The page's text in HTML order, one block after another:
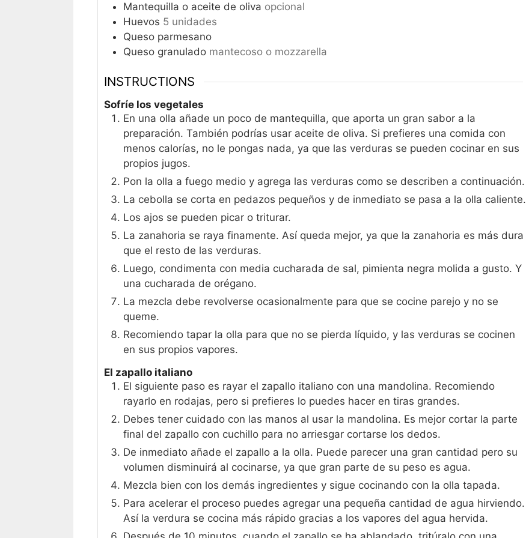
Mantequilla o aceite de oliva opcional
Huevos 5 unidades
Queso parmesano
Queso granulado mantecoso o mozzarella
INSTRUCTIONS
Sofríe los vegetales
En una olla añade un poco de mantequilla, que aporta un gran sabor a la
preparación. También podrías usar aceite de oliva. Si prefieres una comida con
menos calorías, no le pongas nada, ya que las verduras se pueden cocinar en sus
propios jugos.
Pon la olla a fuego medio y agrega las verduras como se describen a continuación.
La cebolla se corta en pedazos pequeños y de inmediato se pasa a la olla caliente.
Los ajos se pueden picar o triturar.
La zanahoria se raya finamente. Así queda mejor, ya que la zanahoria es más dura
que el resto de las verduras.
Luego, condimenta con media cucharada de sal, pimienta negra molida a gusto. Y
una cucharada de orégano.
La mezcla debe revolverse ocasionalmente para que se cocine parejo y no se
queme.
Recomiendo tapar la olla para que no se pierda líquido, y las verduras se cocinen
en sus propios vapores.
El zapallo italiano
El siguiente paso es rayar el zapallo italiano con una mandolina. Recomiendo
rayarlo en rodajas, pero si prefieres lo puedes hacer en tiras grandes.
Debes tener cuidado con las manos al usar la mandolina. Es mejor cortar la parte
final del zapallo con cuchillo para no arriesgar cortarse los dedos.
De inmediato añade el zapallo a la olla. Puede parecer una gran cantidad pero su
volumen disminuirá al cocinarse, ya que gran parte de su peso es agua.
Mezcla bien con los demás ingredientes y sigue cocinando con la olla tapada.
Para acelerar el proceso puedes agregar una pequeña cantidad de agua hirviendo.
Así la verdura se cocina más rápido gracias a los vapores del agua hervida.